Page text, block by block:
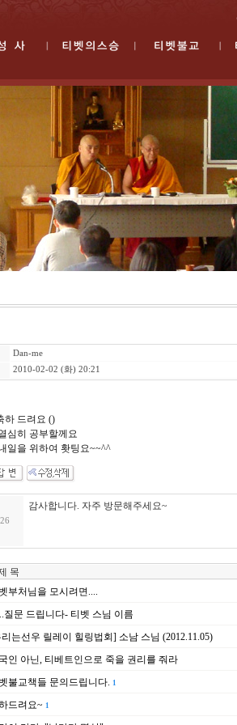
Dan-me
2010-02-02 (화) 20:21
하 드려요 ()
심히 공부할께요
일을 위하여 홧팅요~~^^
감사합니다. 자주 방문해주세요~
목
부처님을 모시려면....
질문 드립니다- 티벳 스님 이름
는선우 릴레이 힐링법회] 소남 스님 (2012.11.05)
인 아닌, 티베트인으로 죽을 권리를 줘라
불교책들 문의드립니다. 1
드려요~ 1